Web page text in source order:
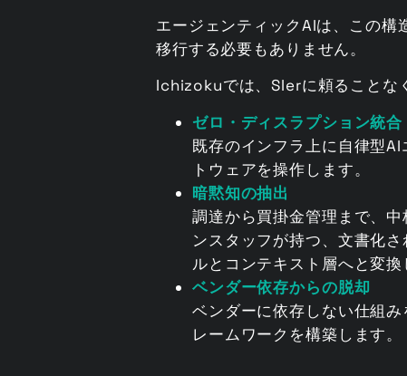
エージェンティックAIは、この構
移行する必要もありません。
Ichizokuでは、SIerに頼ることな
ゼロ・ディスラプション統合
既存のインフラ上に自律型
トウェアを操作します。
暗黙知の抽出
調達から買掛金管理まで、
ンスタッフが持つ、文書化
ルとコンテキスト層へと変換
ベンダー依存からの脱却
ベンダーに依存しない仕組
レームワークを構築します。